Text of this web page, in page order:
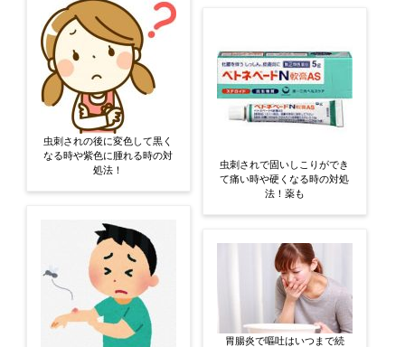
虫刺されの後に変色して黒く
なる時や紫色に腫れる時の対
処法！
虫刺されで固いしこりができ
て痛い時や硬くなる時の対処
法！薬も
胃腸炎で嘔吐はいつまで続